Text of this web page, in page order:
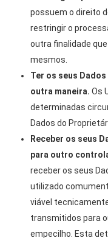
possuem o direito
restringir o
outra finalidade
mesmos.
Ter os seus
outra maneira. Os
determinadas
Dados do
Receber os seus
para outro
receber os seus
utilizado
viável
transmitidos para
empecilho. Esta